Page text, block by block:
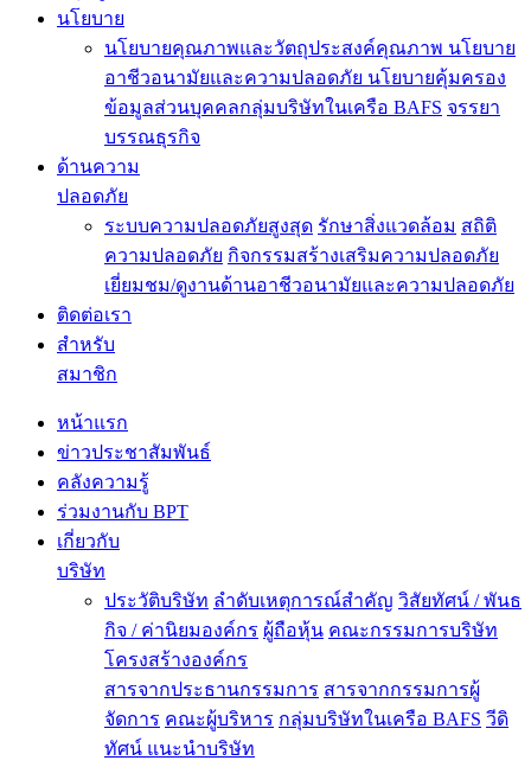
นโยบาย
นโยบายคุณภาพและวัตถุประสงค์คุณภาพ นโยบาย
อาชีวอนามัยและความปลอดภัย นโยบายคุ้มครอง
ข้อมูลส่วนบุคคลกลุ่มบริษัทในเครือ BAFS จรรยา
บรรณธุรกิจ
ด้านความ
ปลอดภัย
ระบบความปลอดภัยสูงสุด รักษาสิ่งแวดล้อม สถิติ
ความปลอดภัย กิจกรรมสร้างเสริมความปลอดภัย
เยี่ยมชม/ดูงานด้านอาชีวอนามัยและความปลอดภัย
ติดต่อเรา
สำหรับ
สมาชิก
หน้าแรก
ข่าวประชาสัมพันธ์
คลังความรู้
ร่วมงานกับ BPT
เกี่ยวกับ
บริษัท
ประวัติบริษัท ลำดับเหตุการณ์สำคัญ วิสัยทัศน์ / พันธ
กิจ / ค่านิยมองค์กร ผู้ถือหุ้น คณะกรรมการบริษัท
โครงสร้างองค์กร
สารจากประธานกรรมการ สารจากกรรมการผู้
จัดการ คณะผู้บริหาร กลุ่มบริษัทในเครือ BAFS วีดิ
ทัศน์ แนะนำบริษัท